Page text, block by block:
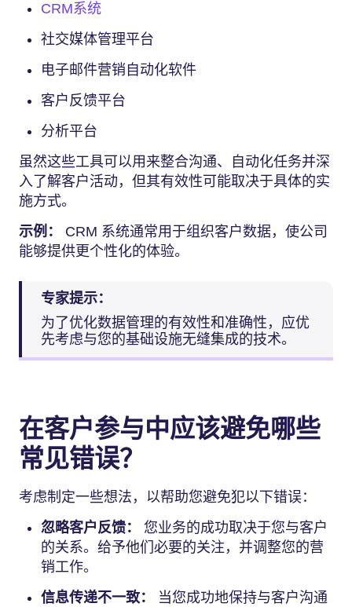
CRM系统
社交媒体管理平台
电子邮件营销自动化软件
客户反馈平台
分析平台
虽然这些工具可以用来整合沟通、自动化任务并深
入了解客户活动，但其有效性可能取决于具体的实
施方式。
示例：
CRM 系统通常用于组织客户数据，使公司
能够提供更个性化的体验。
专家提示：
为了优化数据管理的有效性和准确性，应优
先考虑与您的基础设施无缝集成的技术。
在客户参与中应该避免哪些
常见错误？
考虑制定一些想法，以帮助您避免犯以下错误：
忽略客户反馈： 您业务的成功取决于您与客户
的关系。给予他们必要的关注，并调整您的营
销工作。
信息传递不一致：
当您成功地保持与客户沟通